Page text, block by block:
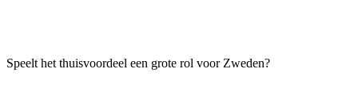
Speelt het thuisvoordeel een grote rol voor Zweden?